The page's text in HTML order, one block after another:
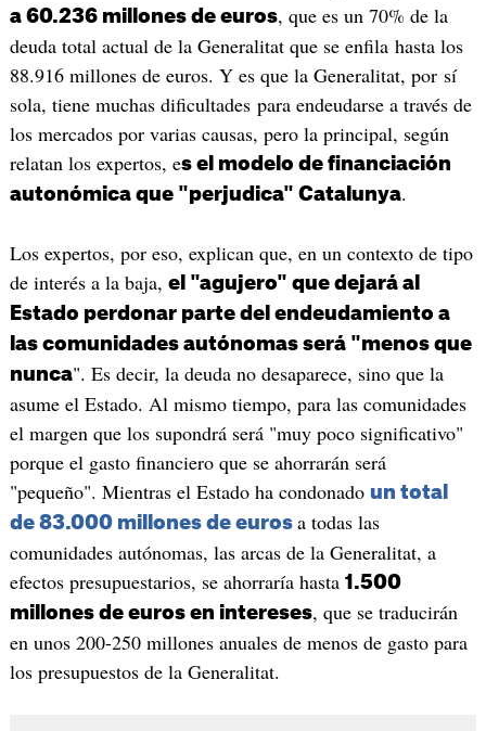
a 60.236 millones de euros, que es un 70% de la
deuda total actual de la Generalitat que se enfila hasta los
88.916 millones de euros. Y es que la Generalitat, por sí
sola, tiene muchas dificultades para endeudarse a través de
los mercados por varias causas, pero la principal, según
relatan los expertos, es el modelo de financiación
autonómica que "perjudica" Catalunya.
Los expertos, por eso, explican que, en un contexto de tipo
de interés a la baja, el "agujero" que dejará al
Estado perdonar parte del endeudamiento a
las comunidades autónomas será "menos que
nunca". Es decir, la deuda no desaparece, sino que la
asume el Estado. Al mismo tiempo, para las comunidades
el margen que los supondrá será "muy poco significativo"
porque el gasto financiero que se ahorrarán será
"pequeño". Mientras el Estado ha condonado un total
de 83.000 millones de euros a todas las
comunidades autónomas, las arcas de la Generalitat, a
efectos presupuestarios, se ahorraría hasta 1.500
millones de euros en intereses, que se traducirán
en unos 200-250 millones anuales de menos de gasto para
los presupuestos de la Generalitat.